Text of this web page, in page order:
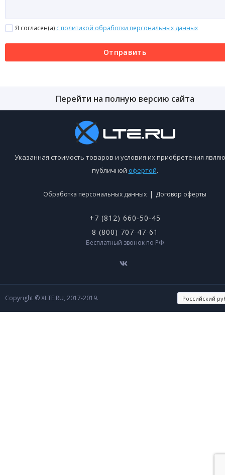
Я согласен(a) с политикой обработки персональных данных
Отправить
Перейти на полную версию сайта
Указанная стоимость товаров и условия их приобретения
публичной офертой.
Обработка персональных данных | Договор оферты
+7 (812) 660-50-45
8 (800) 707-47-61
Бесплатный звонок по РФ
Copyright © XLTE.RU, 2017-2019.